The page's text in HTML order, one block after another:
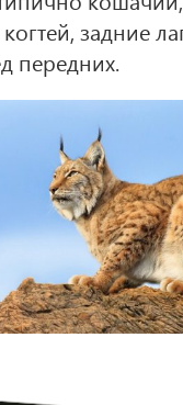
задние
передних.